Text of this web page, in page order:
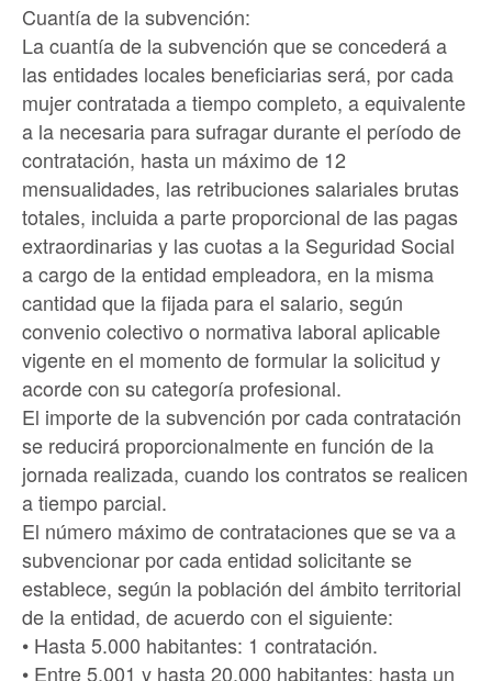
Cuantía de la subvención:
La cuantía de la subvención que se concederá a
las entidades locales beneficiarias será, por cada
mujer contratada a tiempo completo, a equivalente
a la necesaria para sufragar durante el período de
contratación, hasta un máximo de 12
mensualidades, las retribuciones salariales brutas
totales, incluida a parte proporcional de las pagas
extraordinarias y las cuotas a la Seguridad Social
a cargo de la entidad empleadora, en la misma
cantidad que la fijada para el salario, según
convenio colectivo o normativa laboral aplicable
vigente en el momento de formular la solicitud y
acorde con su categoría profesional.
El importe de la subvención por cada contratación
se reducirá proporcionalmente en función de la
jornada realizada, cuando los contratos se realicen
a tiempo parcial.
El número máximo de contrataciones que se va a
subvencionar por cada entidad solicitante se
establece, según la población del ámbito territorial
de la entidad, de acuerdo con el siguiente:
• Hasta 5.000 habitantes: 1 contratación.
• Entre 5.001 y hasta 20.000 habitantes: hasta un